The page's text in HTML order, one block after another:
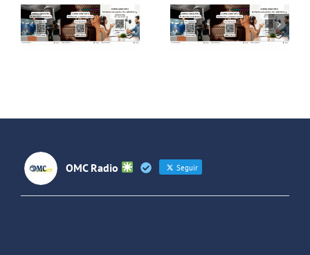
Campaña
de cursos
de Radio
Campaña
de cursos
de Radio
OMC Radio Seguir